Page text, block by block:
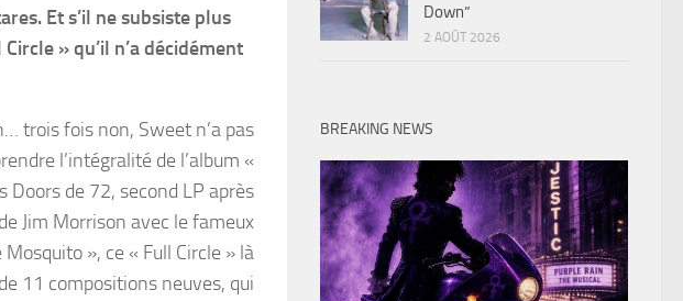
Et s’il ne subsiste plus
» qu’il n’a décidément
trois fois non, Sweet n’a pas
l’intégralité de l’album «
Doors de 72, second LP après
Jim Morrison avec le fameux
Mosquito », ce « Full Circle » là
11 compositions neuves, qui
Down”
2 AOÛT 2026
BREAKING NEWS